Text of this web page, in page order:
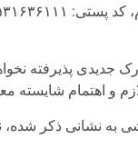
تجدید نظر، مدرک جدیدی
اهتمام شایسته
به نشانی ذکر